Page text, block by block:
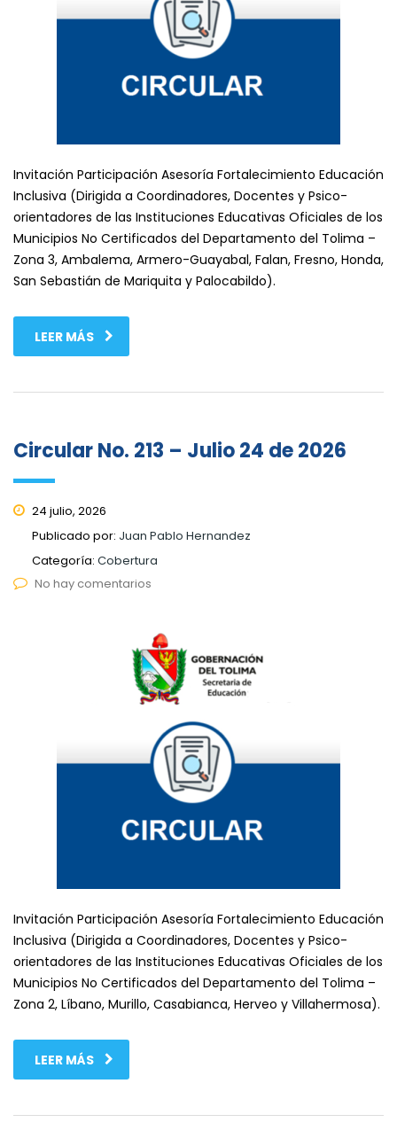
Invitación Participación Asesoría Fortalecimiento Educación
Inclusiva (Dirigida a Coordinadores, Docentes y Psico-
orientadores de las Instituciones Educativas Oficiales de los
Municipios No Certificados del Departamento del Tolima –
Zona 3, Ambalema, Armero-Guayabal, Falan, Fresno, Honda,
San Sebastián de Mariquita y Palocabildo).
LEER MÁS
Circular No. 213 – Julio 24 de 2026
24 julio, 2026
Publicado por: Juan Pablo Hernandez
Categoría: Cobertura
No hay comentarios
Invitación Participación Asesoría Fortalecimiento Educación
Inclusiva (Dirigida a Coordinadores, Docentes y Psico-
orientadores de las Instituciones Educativas Oficiales de los
Municipios No Certificados del Departamento del Tolima –
Zona 2, Líbano, Murillo, Casabianca, Herveo y Villahermosa).
LEER MÁS